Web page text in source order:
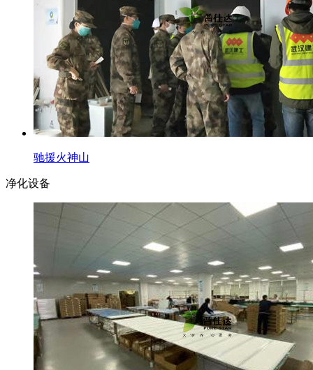
驰援火神山
净化设备